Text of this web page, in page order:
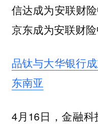
信达成为安联财
京东成为安联财
品钛与大华银行
东南亚
4月16日，金融